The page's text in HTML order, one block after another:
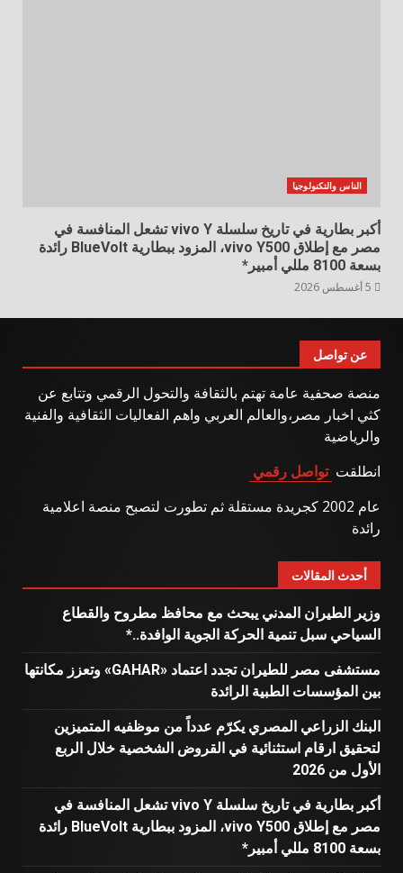
الناس والتكنولوجيا
أكبر بطارية في تاريخ سلسلة vivo Y تشعل المنافسة في
مصر مع إطلاق vivo Y500، المزود ببطارية BlueVolt رائدة
بسعة 8100 مللي أمبير*
عن تواصل
منصة صحفية عامة تهتم بالثقافة والتحول الرقمي وتتابع عن
كثي اخبار مصر،والعالم العربي واهم الفعاليات الثقافية والفنية
والرياضية
انطلقت تواصل رقمي
عام 2002 كجريدة مستقلة ثم تطورت لتصبح منصة اعلامية
رائدة
أحدث المقالات
وزير الطيران المدني يبحث مع محافظ مطروح والقطاع
السياحي سبل تنمية الحركة الجوية الوافدة..*
مستشفى مصر للطيران تجدد اعتماد «GAHAR» وتعزز مكانتها
بين المؤسسات الطبية الرائدة
البنك الزراعي المصري يكرّم عدداً من موظفيه المتميزين
لتحقيق ارقام استثنائية في القروض الشخصية خلال الربع
الأول من 2026
أكبر بطارية في تاريخ سلسلة vivo Y تشعل المنافسة في
مصر مع إطلاق vivo Y500، المزود ببطارية BlueVolt رائدة
بسعة 8100 مللي أمبير*